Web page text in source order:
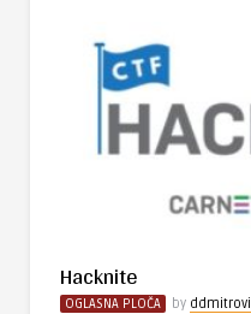
Hacknite
OGLASNA PLOČA by